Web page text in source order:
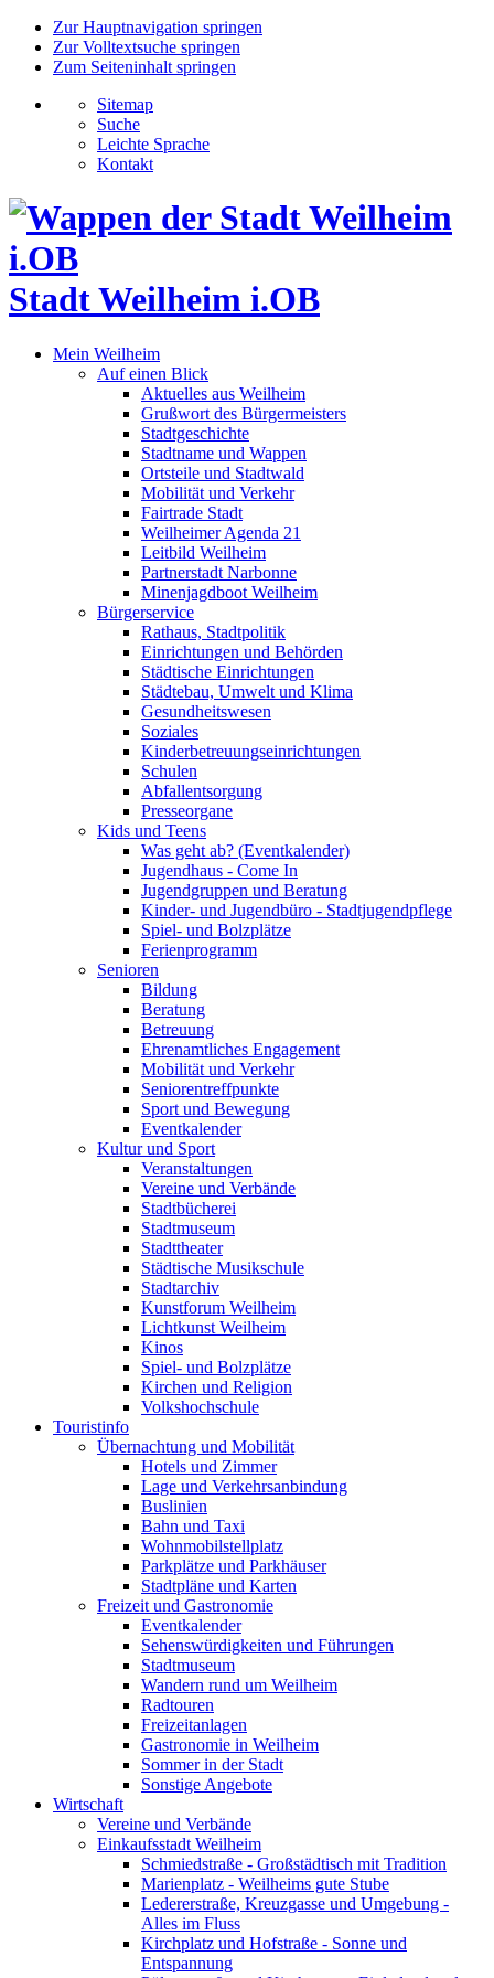
Zur Hauptnavigation springen
Zur Volltextsuche springen
Zum Seiteninhalt springen
Sitemap
Suche
Leichte Sprache
Kontakt
Stadt Weilheim i.OB
Mein Weilheim
Auf einen Blick
Aktuelles aus Weilheim
Grußwort des Bürgermeisters
Stadtgeschichte
Stadtname und Wappen
Ortsteile und Stadtwald
Mobilität und Verkehr
Fairtrade Stadt
Weilheimer Agenda 21
Leitbild Weilheim
Partnerstadt Narbonne
Minenjagdboot Weilheim
Bürgerservice
Rathaus, Stadtpolitik
Einrichtungen und Behörden
Städtische Einrichtungen
Städtebau, Umwelt und Klima
Gesundheitswesen
Soziales
Kinderbetreuungseinrichtungen
Schulen
Abfallentsorgung
Presseorgane
Kids und Teens
Was geht ab? (Eventkalender)
Jugendhaus - Come In
Jugendgruppen und Beratung
Kinder- und Jugendbüro - Stadtjugendpflege
Spiel- und Bolzplätze
Ferienprogramm
Senioren
Bildung
Beratung
Betreuung
Ehrenamtliches Engagement
Mobilität und Verkehr
Seniorentreffpunkte
Sport und Bewegung
Eventkalender
Kultur und Sport
Veranstaltungen
Vereine und Verbände
Stadtbücherei
Stadtmuseum
Stadttheater
Städtische Musikschule
Stadtarchiv
Kunstforum Weilheim
Lichtkunst Weilheim
Kinos
Spiel- und Bolzplätze
Kirchen und Religion
Volkshochschule
Touristinfo
Übernachtung und Mobilität
Hotels und Zimmer
Lage und Verkehrsanbindung
Buslinien
Bahn und Taxi
Wohnmobilstellplatz
Parkplätze und Parkhäuser
Stadtpläne und Karten
Freizeit und Gastronomie
Eventkalender
Sehenswürdigkeiten und Führungen
Stadtmuseum
Wandern rund um Weilheim
Radtouren
Freizeitanlagen
Gastronomie in Weilheim
Sommer in der Stadt
Sonstige Angebote
Wirtschaft
Vereine und Verbände
Einkaufsstadt Weilheim
Schmiedstraße - Großstädtisch mit Tradition
Marienplatz - Weilheims gute Stube
Ledererstraße, Kreuzgasse und Umgebung -
Alles im Fluss
Kirchplatz und Hofstraße - Sonne und
Entspannung